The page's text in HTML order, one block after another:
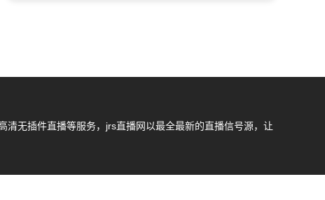
无插件直播等服务，jrs直播网以最全最新的直播信号源，让